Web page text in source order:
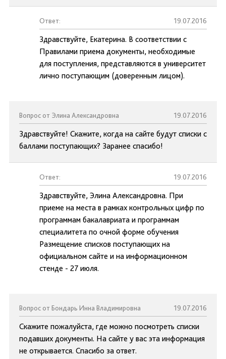
Ответ: 19.07.2016
Здравствуйте, Екатерина. В соответствии с
Правилами приема документы, необходимые
для поступления, представляются в университет
лично поступающим (доверенным лицом).
Вопрос от Элина Александровна 19.07.2016
Здравствуйте! Скажите, когда на сайте будут списки с
баллами поступающих? Заранее спасибо!
Ответ: 19.07.2016
Здравствуйте, Элина Александровна. При
приеме на места в рамках контрольных цифр по
программам бакалавриата и программам
специалитета по очной форме обучения
Размещение списков поступающих на
официальном сайте и на информационном
стенде - 27 июля.
Вопрос от Бондарь Инна Владимировна 19.07.2016
Скажите пожалуйста, где можно посмотреть списки
подавших документы. На сайте у вас эта информация
не открывается. Спасибо за ответ.